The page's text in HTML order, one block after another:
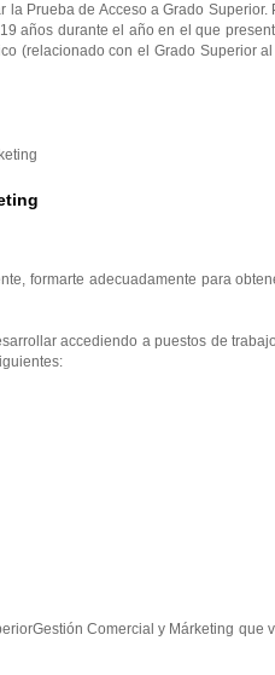
Prueba de Acceso a Grado Superior.
años durante el año en el que
(relacionado con el Grado Superior
formarte adecuadamente para
accediendo a puestos de
Comercial y Márketing que